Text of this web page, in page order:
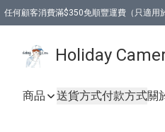
任何顧客消費滿$350免順豐運費（只適用
Holiday
商品 送貨方式付款方式關